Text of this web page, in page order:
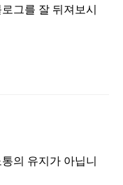
그를 잘 뒤져보시
의 유지가 아닙니